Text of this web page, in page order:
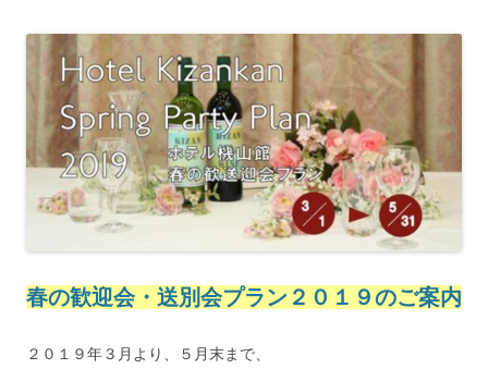
春の歓迎会・送別会プラン２０１９のご案内
２０１９年３月より、５月末まで、